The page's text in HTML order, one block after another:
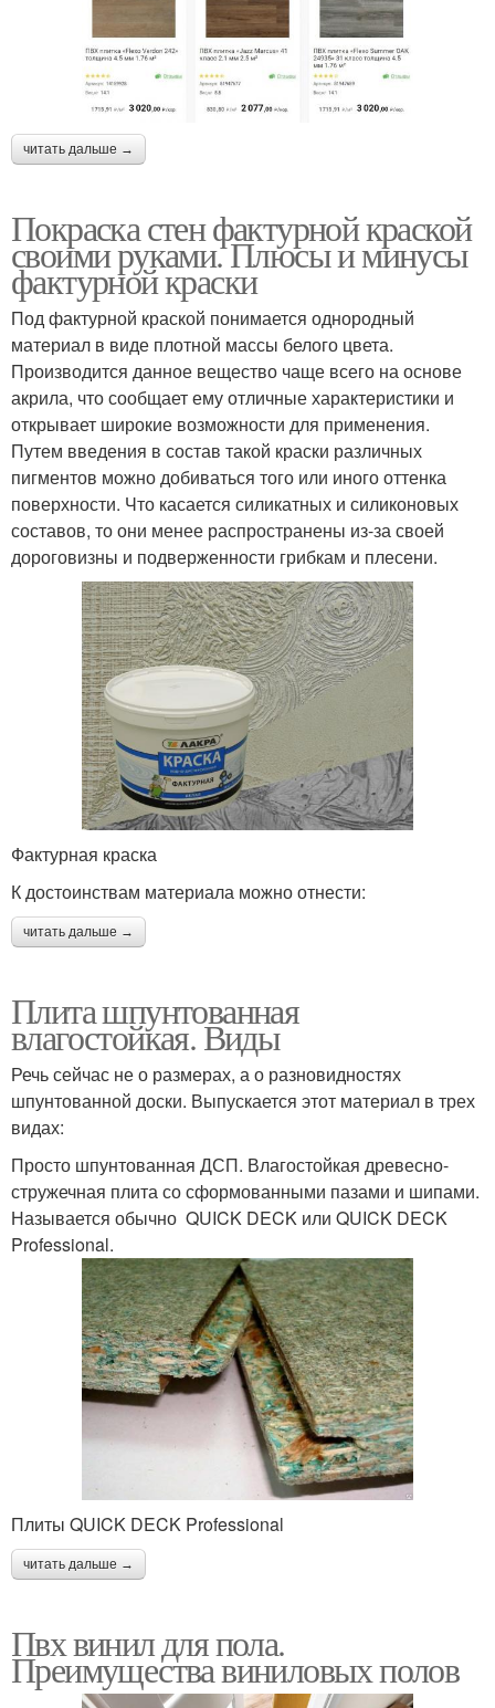
читать дальше →
Покраска стен фактурной краской
своими руками. Плюсы и минусы
фактурной краски
Под фактурной краской понимается однородный
материал в виде плотной массы белого цвета.
Производится данное вещество чаще всего на основе
акрила, что сообщает ему отличные характеристики и
открывает широкие возможности для применения.
Путем введения в состав такой краски различных
пигментов можно добиваться того или иного оттенка
поверхности. Что касается силикатных и силиконовых
составов, то они менее распространены из-за своей
дороговизны и подверженности грибкам и плесени.
Фактурная краска
К достоинствам материала можно отнести:
читать дальше →
Плита шпунтованная
влагостойкая. Виды
Речь сейчас не о размерах, а о разновидностях
шпунтованной доски. Выпускается этот материал в трех
видах:
Просто шпунтованная ДСП. Влагостойкая древесно-
стружечная плита со сформованными пазами и шипами.
Называется обычно QUICK DECK или QUICK DECK
Professional.
Плиты QUICK DECK Professional
читать дальше →
Пвх винил для пола.
Преимущества виниловых полов